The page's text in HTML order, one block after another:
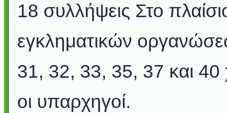
18 συλλήψεις Στο
εγκληματικών
31, 32, 33, 35, 37 και
οι υπαρχηγοί.